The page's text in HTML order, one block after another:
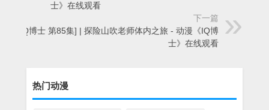
士》在线观看
下一篇
[IQ博士 第85集] | 探险山吹老师体内之旅 - 动漫《IQ博
士》在线观看
热门动漫